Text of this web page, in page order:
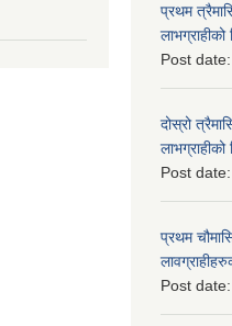
प्रथम
Post date:
दोस्रो
Post date:
प्रथम
Post date: